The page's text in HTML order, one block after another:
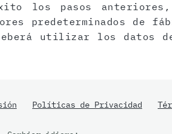
éxito los pasos
predeterminados de
utilizar los datos
Políticas de Privacidad